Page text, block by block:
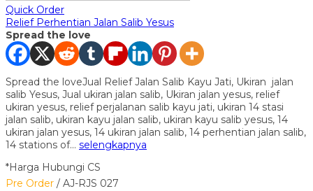
Quick Order
Relief Perhentian Jalan Salib Yesus
Spread the love
Spread the loveJual Relief Jalan Salib Kayu Jati, Ukiran jalan
salib Yesus, Jual ukiran jalan salib, Ukiran jalan yesus, relief
ukiran yesus, relief perjalanan salib kayu jati, ukiran 14 stasi
jalan salib, ukiran kayu jalan salib, ukiran kayu salib yesus, 14
ukiran jalan yesus, 14 ukiran jalan salib, 14 perhentian jalan salib,
14 stations of… selengkapnya
*Harga Hubungi CS
Pre Order / AJ-RJS 027